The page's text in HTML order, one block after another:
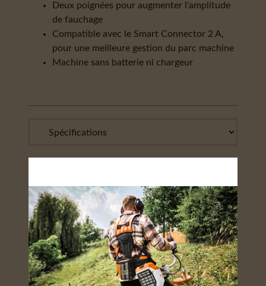
Deux poignées pour augmenter l'amplitude
de fauchage
Compatible avec le Smart Connector 2 A,
pour une meilleure gestion du parc machine
Machine sans batterie ni chargeur